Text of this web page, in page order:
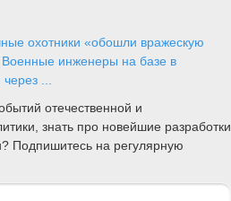
охотники «обошли вражескую
Военные инженеры на базе в
...
отечественной и
знать про новейшие разработки
Подпишитесь на регулярную